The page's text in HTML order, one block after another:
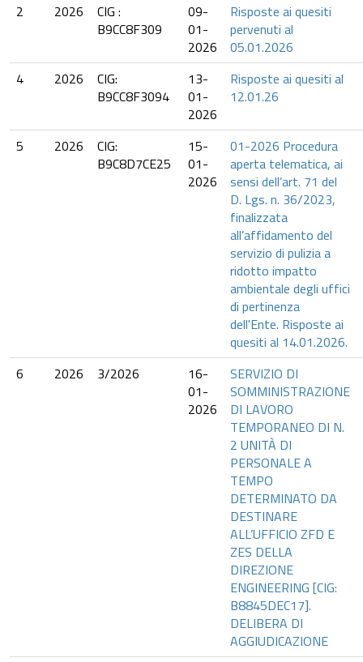
2
2026
CIG :
B9CC8F309
09-
01-
2026
Risposte ai quesiti
pervenuti al
05.01.2026
4
2026
CIG:
B9CC8F3094
13-
01-
2026
Risposte ai quesiti al
12.01.26
5 2026
CIG:
B9C8D7CE25
15-
01-
2026
01-2026 Procedura
aperta telematica, ai
sensi dell’art. 71 del
D. Lgs. n. 36/2023,
finalizzata
all’affidamento del
servizio di pulizia a
ridotto impatto
ambientale degli uffici
di pertinenza
dell'Ente. Risposte ai
quesiti al 14.01.2026.
6
2026 3/2026
16-
01-
2026
SERVIZIO DI
SOMMINISTRAZIONE
DI LAVORO
TEMPORANEO DI N.
2 UNITÀ DI
PERSONALE A
TEMPO
DETERMINATO DA
DESTINARE
ALL’UFFICIO ZFD E
ZES DELLA
DIREZIONE
ENGINEERING [CIG:
B8845DEC17].
DELIBERA DI
AGGIUDICAZIONE